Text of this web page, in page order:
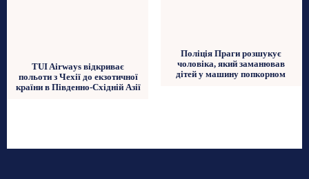
TUI Airways відкриває
польоти з Чехії до екзотичної
країни в Південно-Східній Азії
Поліція Праги розшукує
чоловіка, який заманював
дітей у машину попкорном